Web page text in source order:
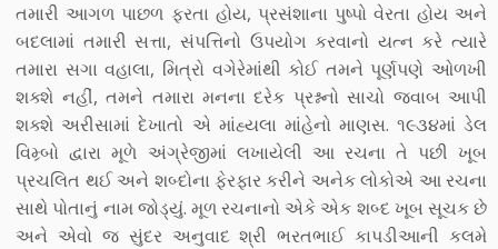
તમારી આગળ પાછળ ફરતા હોય, પ્રસંશાના પુષ્પો વેરતા હોય અને
બદલામાં તમારી સત્તા, સંપત્તિનો ઉપયોગ કરવાનો યત્ન કરે ત્યારે
તમારા સગા વહાલા, મિત્રો વગેરેમાંથી કોઈ તમને પૂર્ણપણે ઓળખી
શક્શે નહીં, તમને તમારા મનના દરેક પ્રશ્નનો સાચો જવાબ આપી
શક્શે અરીસામાં દેખાતો એ માંહ્યલા માંહેનો માણસ. ૧૯૩૪માં ડેલ
વિમ્ર્બો દ્વારા મૂળે અંગ્રેજીમાં લખાયેલી આ રચના તે પછી ખૂબ
પ્રચલિત થઈ અને શબ્દોના ફેરફાર કરીને અનેક લોકોએ આ રચના
સાથે પોતાનું નામ જોડ્યું. મૂળ રચનાનો એકે એક શબ્દ ખૂબ સૂચક છે
અને એવો જ સુંદર અનુવાદ શ્રી ભરતભાઈ કાપડીઆની કલમે